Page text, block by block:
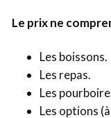
Le prix ne
Les boissons.
Les repas.
Les
Les options